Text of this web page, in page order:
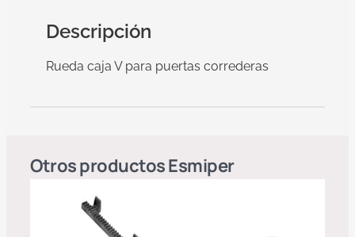
Descripción
Rueda caja V para puertas correderas
Otros productosEsmiper